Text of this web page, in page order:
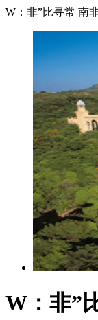
W：非”比寻常 南
W：非”